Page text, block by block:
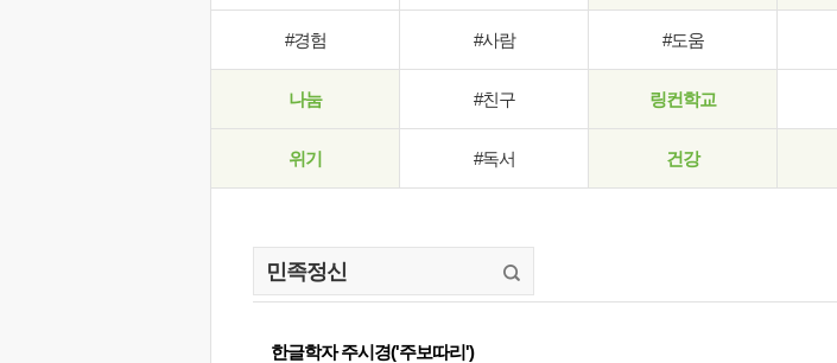
#경험 #사람 #도움
나눔 #친구 링컨학교
위기 #독서 건강
한글학자 주시경('주보따리')